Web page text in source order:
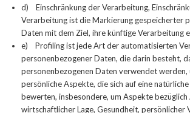
d) Einschränkung der Verarbeitung,
Verarbeitung ist die Markierung gespeicherter
Daten mit dem Ziel, ihre künftige Verarbeitung
e) Profiling ist jede Art der automatisierten
personenbezogener Daten, die darin besteht,
personenbezogenen Daten verwendet
persönliche Aspekte, die sich auf eine
bewerten, insbesondere, um Aspekte
wirtschaftlicher Lage, Gesundheit, persönlicher